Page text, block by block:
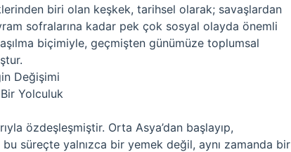
biri olan keşkek, tarihsel olarak; savaşlardan
sofralarına kadar pek çok sosyal olayda önemli
biçimiyle, geçmişten günümüze toplumsal
Değişimi
Yolculuk
özdeşleşmiştir. Orta Asya’dan başlayıp,
süreçte yalnızca bir yemek değil, aynı zamanda bir